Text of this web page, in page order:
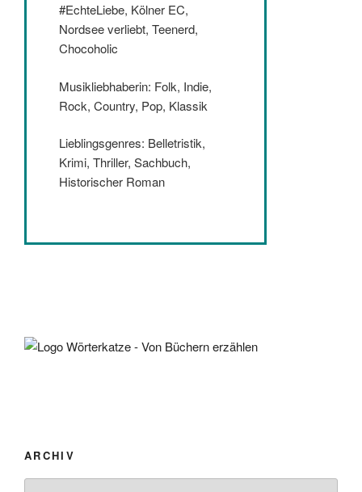
#EchteLiebe, Kölner EC,
Nordsee verliebt, Teenerd,
Chocoholic
Musikliebhaberin: Folk, Indie,
Rock, Country, Pop, Klassik
Lieblingsgenres: Belletristik,
Krimi, Thriller, Sachbuch,
Historischer Roman
ARCHIV